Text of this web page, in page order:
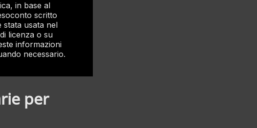
in base al
scritto
usata nel
licenza o su
informazioni
necessario.
per